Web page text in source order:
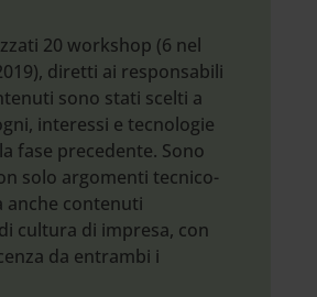
20 workshop (6 nel
diretti ai responsabili
sono stati scelti a
interessi e tecnologie
fase precedente. Sono
solo argomenti tecnico-
contenuti
cultura di impresa, con
da entrambi i